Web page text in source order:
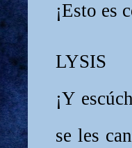
¡Esto es
LYSIS
¡Y
se les